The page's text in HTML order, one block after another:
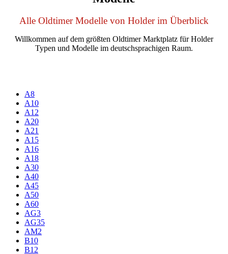
Alle Oldtimer Modelle von Holder im Überblick
Willkommen auf dem größten Oldtimer Marktplatz für Holder
Typen und Modelle im deutschsprachigen Raum.
A8
A10
A12
A20
A21
A15
A16
A18
A30
A40
A45
A50
A60
AG3
AG35
AM2
B10
B12